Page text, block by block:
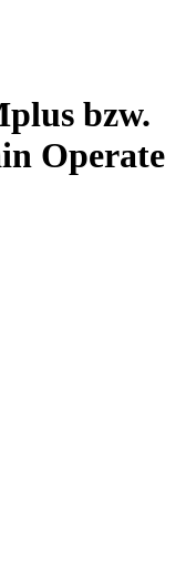
bzw.
Operate